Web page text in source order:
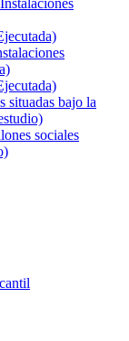
situadas bajo la
sociales